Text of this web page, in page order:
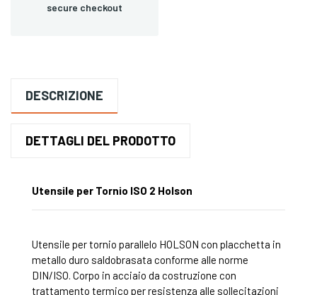
secure checkout
DESCRIZIONE
DETTAGLI DEL PRODOTTO
Utensile per Tornio ISO 2 Holson
Utensile per tornio parallelo HOLSON con placchetta in
metallo duro saldobrasata conforme alle norme
DIN/ISO. Corpo in acciaio da costruzione con
trattamento termico per resistenza alle sollecitazioni